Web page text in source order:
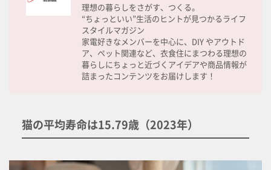
理想の暮らしをさがす、つくる。
“ちょっといい”生活のヒントが見つかるライフ
スタイルマガジン
家電好きなメンバーを中心に、DIY やアウトド
ア、ペット関連など、衣食住にまつわる理想の
暮らしにちょっと近づくアイデアや商品情報が
詰まったコンテンツをお届けします！
猫の平均寿命は15.79歳（2023年）